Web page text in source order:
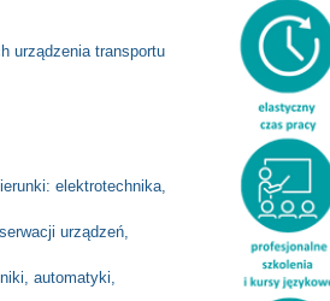
urządzenia transportu
elektrotechnika,
urządzeń,
automatyki,